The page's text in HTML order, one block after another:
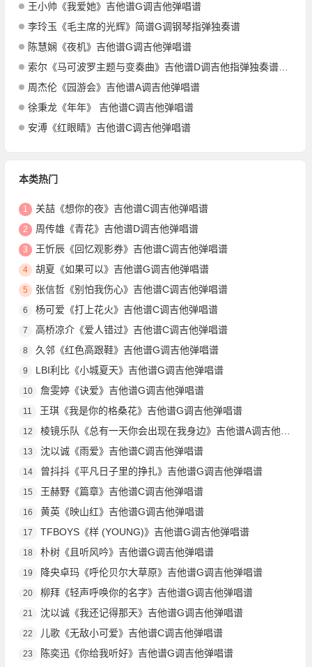
王小帅《我爱她》吉他谱G调吉他弹唱谱
李玲玉《毛主席的光辉》简谱G调钢琴指弹独奏谱
陈慧娴《夜机》吉他谱G调吉他弹唱谱
索尔《马可波罗主题与变奏曲》吉他谱D调吉他指弹独奏谱_考级八级
周杰伦《园游会》吉他谱A调吉他弹唱谱
徐秉龙《年年》 吉他谱C调吉他弹唱谱
安溥《红眼睛》吉他谱C调吉他弹唱谱
本类热门
1 关喆《想你的夜》吉他谱C调吉他弹唱谱
2 周传雄《青花》吉他谱D调吉他弹唱谱
3 王忻辰《回忆观影券》吉他谱C调吉他弹唱谱
4 胡夏《如果可以》吉他谱G调吉他弹唱谱
5 张信哲《别怕我伤心》吉他谱C调吉他弹唱谱
6 杨可爱《打上花火》吉他谱C调吉他弹唱谱
7 高桥凉介《爱人错过》吉他谱C调吉他弹唱谱
8 久邻《红色高跟鞋》吉他谱G调吉他弹唱谱
9 LBI利比《小城夏天》吉他谱G调吉他弹唱谱
10 詹雯婷《诀爱》吉他谱G调吉他弹唱谱
11 王琪《我是你的格桑花》吉他谱G调吉他弹唱谱
12 棱镜乐队《总有一天你会出现在我身边》吉他谱A调吉他弹唱谱
13 沈以诚《雨爱》吉他谱C调吉他弹唱谱
14 曾抖抖《平凡日子里的挣扎》吉他谱G调吉他弹唱谱
15 王赫野《篇章》吉他谱C调吉他弹唱谱
16 黄英《映山红》吉他谱G调吉他弹唱谱
17 TFBOYS《样 (YOUNG)》吉他谱G调吉他弹唱谱
18 朴树《且听风吟》吉他谱G调吉他弹唱谱
19 降央卓玛《呼伦贝尔大草原》吉他谱G调吉他弹唱谱
20 柳拜《轻声呼唤你的名字》吉他谱G调吉他弹唱谱
21 沈以诚《我还记得那天》吉他谱G调吉他弹唱谱
22 儿歌《无敌小可爱》吉他谱C调吉他弹唱谱
23 陈奕迅《你给我听好》吉他谱G调吉他弹唱谱